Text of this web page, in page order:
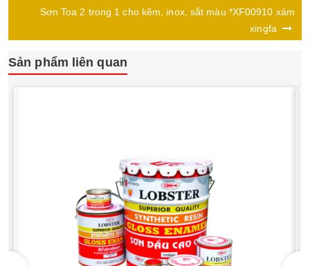
Sơn Toa 2 trong 1 cho kẽm, inox, sắt màu *XF00910 xám
xingfa
Sản phẩm liên quan